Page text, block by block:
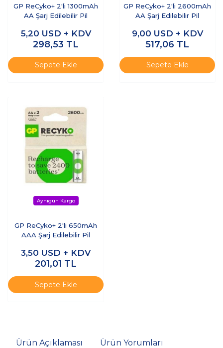
GP ReCyko+ 2'li 1300mAh
AA Şarj Edilebilir Pil
5,20 USD + KDV
298,53 TL
Sepete Ekle
GP ReCyko+ 2'li 2600mAh
AA Şarj Edilebilir Pil
9,00 USD + KDV
517,06 TL
Sepete Ekle
GP ReCyko+ 2'li 650mAh
AAA Şarj Edilebilir Pil
3,50 USD + KDV
201,01 TL
Sepete Ekle
Ürün Açıklaması Ürün Yorumları